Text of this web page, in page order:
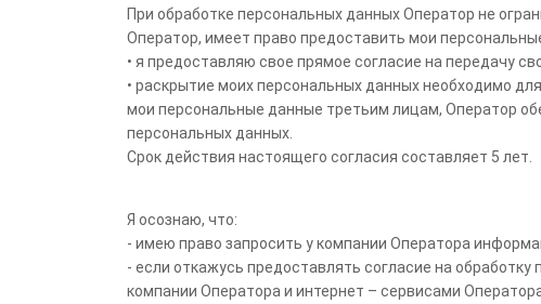
При обработке персональных данных Оператор не
Оператор, имеет право предоставить мои
• я предоставляю свое прямое согласие на передачу
• раскрытие моих персональных данных необходимо
мои персональные данные третьим лицам, Оператор
персональных данных.
Срок действия настоящего согласия составляет 5 лет.
Я осознаю, что:
- имею право запросить у компании Оператора
- если откажусь предоставлять согласие на
компании Оператора и интернет – сервисами